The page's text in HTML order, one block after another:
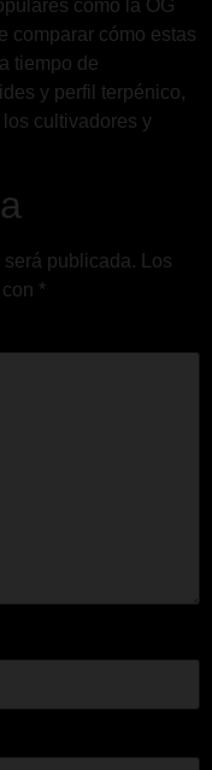
como la OG
comparar cómo estas
tiempo de
y perfil terpénico,
cultivadores y
será publicada. Los
*